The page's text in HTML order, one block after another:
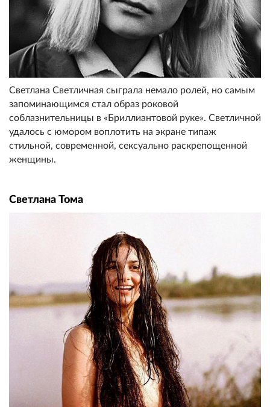
Светлана Светличная сыграла немало ролей, но самым
запоминающимся стал образ роковой
соблазнительницы в «Бриллиантовой руке». Светличной
удалось с юмором воплотить на экране типаж
стильной, современной, сексуально раскрепощенной
женщины.
Светлана Тома